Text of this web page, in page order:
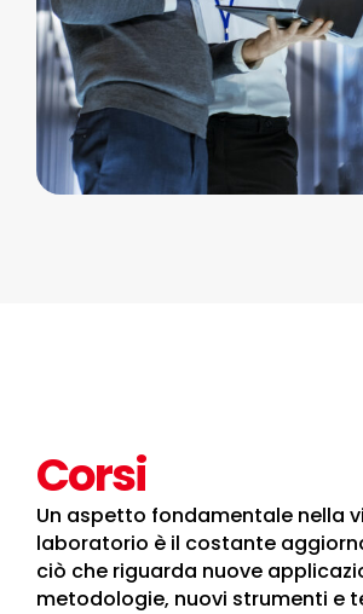
Corsi
Un aspetto fondamentale nella
laboratorio è il costante
ciò che riguarda nuove
metodologie, nuovi strumenti e